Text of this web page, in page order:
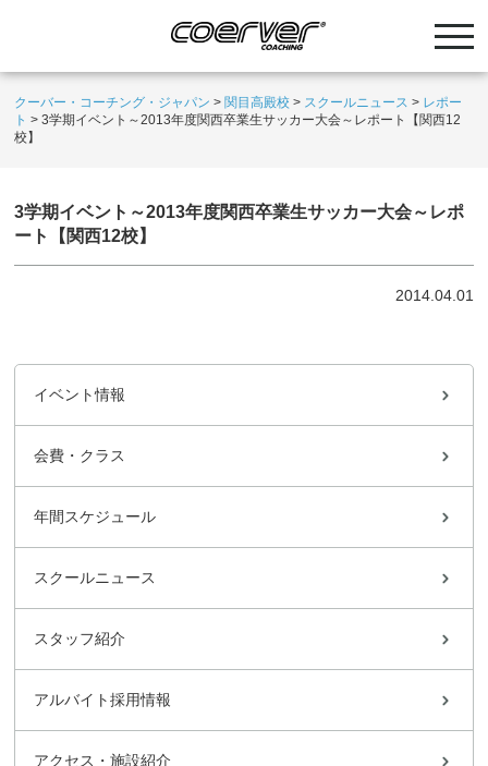
クーバー・コーチング・ジャパン > 関目高殿校 > スクールニュース > レポー
ト >3学期イベント～2013年度関西卒業生サッカー大会～レポート【関西12
校】
3学期イベント～2013年度関西卒業生サッカー大会～レポ
ート【関西12校】
2014.04.01
イベント情報
会費・クラス
年間スケジュール
スクールニュース
スタッフ紹介
アルバイト採用情報
アクセス・施設紹介